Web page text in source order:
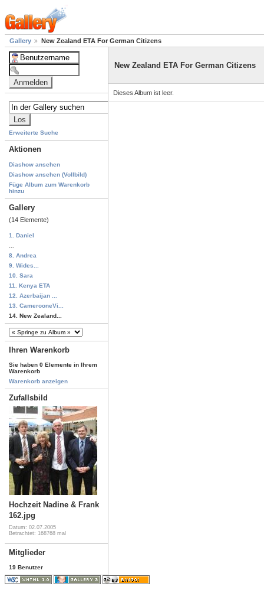
Gallery New Zealand ETA For German Citizens
Erweiterte Suche
Aktionen
Diashow ansehen
Diashow ansehen (Vollbild)
Füge Album zum Warenkorb
hinzu
Gallery
(14 Elemente)
1. Daniel
8. Andrea
9. Wides...
10. Sara
11. Kenya ETA
12. Azerbaijan ...
13. CamerooneVi...
14. New Zealand...
Ihren Warenkorb
Sie haben 0 Elemente in Ihrem
Warenkorb
Warenkorb anzeigen
Zufallsbild
Hochzeit Nadine & Frank
162.jpg
Datum: 02.07.2005
Betrachtet: 168768 mal
Mitglieder
19 Benutzer
New Zealand ETA For German Citizens
Dieses Album ist leer.